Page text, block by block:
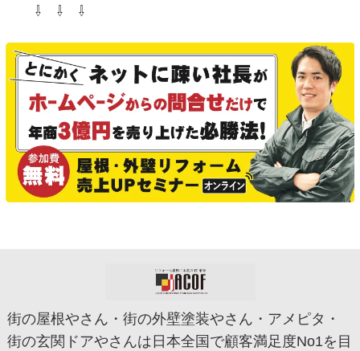
⇩ ⇩ ⇩
街の屋根やさん・街の外壁塗装やさん・アメピタ・
街の玄関ドアやさんは日本全国で顧客満足度No1を目